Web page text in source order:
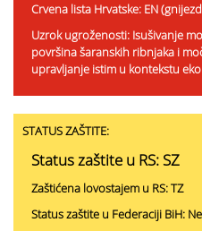
Crvena lista Hrvatske: EN
Uzrok ugroženosti: Isušivanje
površina šaranskih ribnjaka i
upravljanje istim u kontekstu
STATUS ZAŠTITE:
Status zaštite u RS: SZ
Zaštićena lovostajem u RS: TZ
Status zaštite u Federaciji BiH: